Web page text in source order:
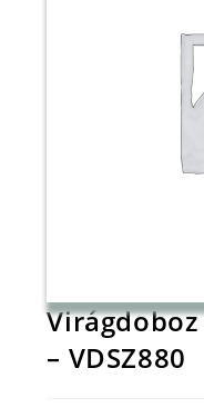
– VDSZ880